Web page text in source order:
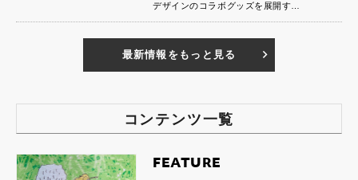
デザインのコラボグッズを展開す…
最新情報をもっと見る
コンテンツ一覧
FEATURE